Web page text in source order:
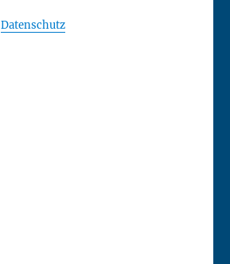
Datenschutz